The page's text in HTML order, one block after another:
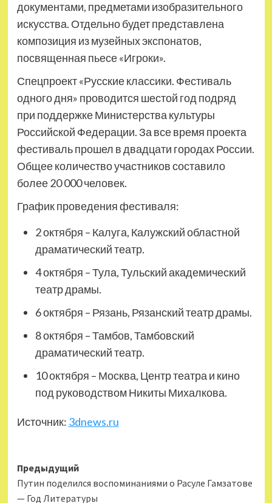
документами, предметами изобразительного
искусства. Отдельно будет представлена
композиция из музейных экспонатов,
посвященная пьесе «Игроки».
Спецпроект «Русские классики. Фестиваль
одного дня» проводится шестой год подряд
при поддержке Министерства культуры
Российской Федерации. За все время проекта
фестиваль прошел в двадцати городах России.
Общее количество участников составило
более 20 000 человек.
График проведения фестиваля:
2 октября – Калуга, Калужский областной
драматический театр.
4 октября – Тула, Тульский академический
театр драмы.
6 октября – Рязань, Рязанский театр драмы.
8 октября – Тамбов, Тамбовский
драматический театр.
10 октября – Москва, Центр театра и кино
под руководством Никиты Михалкова.
Источник: 3dnews.ru
Навигация
записи
Предыдущий
Путин поделился воспоминаниями о Расуле Гамзатове
— Год Литературы